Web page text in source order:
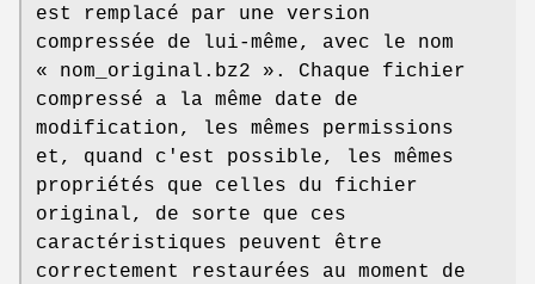
est remplacé par une version
compressée de lui-même, avec le nom
« nom_original.bz2 ». Chaque fichier
compressé a la même date de
modification, les mêmes permissions
et, quand c'est possible, les mêmes
propriétés que celles du fichier
original, de sorte que ces
caractéristiques peuvent être
correctement restaurées au moment de